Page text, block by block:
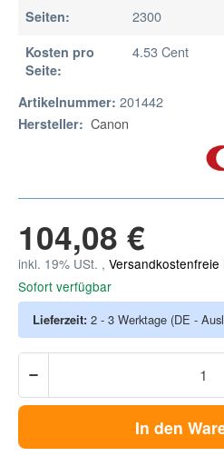
Seiten: 2300
Kosten pro
Seite:
4.53 Cent
Artikelnummer: 201442
Hersteller: Canon
104,08 €
inkl. 19% USt. , Versandkostenfreie
Sofort verfügbar
Lieferzeit: 2 - 3 Werktage (DE -
In den